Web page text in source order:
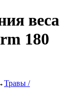
веса
180
Травы /